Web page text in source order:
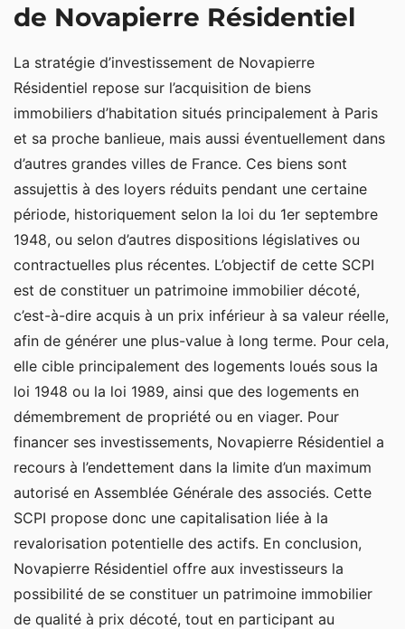
de Novapierre Résidentiel
La stratégie d’investissement de Novapierre
Résidentiel repose sur l’acquisition de biens
immobiliers d’habitation situés principalement à Paris
et sa proche banlieue, mais aussi éventuellement dans
d’autres grandes villes de France. Ces biens sont
assujettis à des loyers réduits pendant une certaine
période, historiquement selon la loi du 1er septembre
1948, ou selon d’autres dispositions législatives ou
contractuelles plus récentes. L’objectif de cette SCPI
est de constituer un patrimoine immobilier décoté,
c’est-à-dire acquis à un prix inférieur à sa valeur réelle,
afin de générer une plus-value à long terme. Pour cela,
elle cible principalement des logements loués sous la
loi 1948 ou la loi 1989, ainsi que des logements en
démembrement de propriété ou en viager. Pour
financer ses investissements, Novapierre Résidentiel a
recours à l’endettement dans la limite d’un maximum
autorisé en Assemblée Générale des associés. Cette
SCPI propose donc une capitalisation liée à la
revalorisation potentielle des actifs. En conclusion,
Novapierre Résidentiel offre aux investisseurs la
possibilité de se constituer un patrimoine immobilier
de qualité à prix décoté, tout en participant au